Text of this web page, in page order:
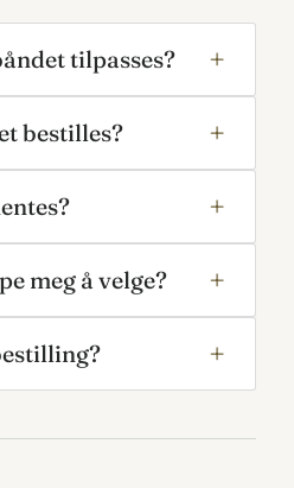
tilpasses?
bestilles?
meg å velge?